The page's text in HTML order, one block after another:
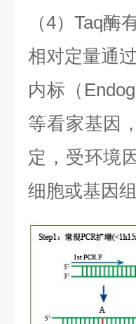
（4） Taq酶
相对定量通
内标（
等看家基因
定，受环境
细胞或基因组